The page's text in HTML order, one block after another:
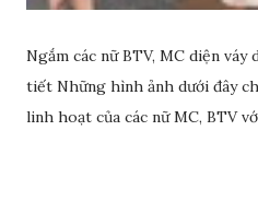
Ngắm các nữ BTV, MC diện
tiết Những hình ảnh dưới đây
linh hoạt của các nữ MC, BTV